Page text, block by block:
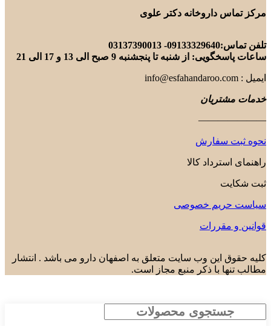
مرکز تماس داروخانه دکتر علوی
تلفن تماس:09133329640- 03137390013
ساعات پاسخگویی: از شنبه تا پنجشنبه 9 صبح الی 13 و 17 الی 21
ایمیل : info@esfahandaroo.com
خدمات مشتریان
———————
نحوه ثبت سفارش
راهنمای استرداد کالا
ثبت شکایت
سیاست حریم خصوصی
قوانین و مقررات
کلیه حقوق این وب سایت متعلق به اصفهان دارو می باشد . انتشار
مطالب تنها با ذکر منبع مجاز است.
جستجو